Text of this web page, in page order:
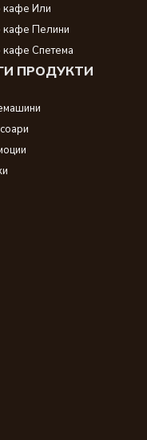
Или
Пелини
Спетема
ПРОДУКТИ